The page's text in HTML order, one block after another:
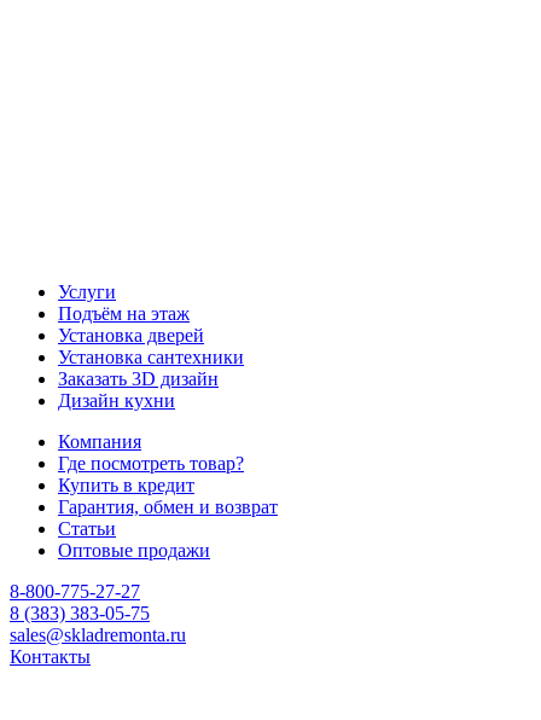
Услуги
Подъём на этаж
Установка дверей
Установка сантехники
Заказать 3D дизайн
Дизайн кухни
Компания
Где посмотреть товар?
Купить в кредит
Гарантия, обмен и возврат
Статьи
Оптовые продажи
8-800-775-27-27
8 (383) 383-05-75
sales@skladremonta.ru
Контакты